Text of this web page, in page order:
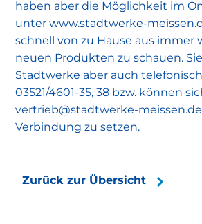
haben aber die Möglichkeit im
unter www.stadtwerke-
schnell von zu Hause aus immer
neuen Produkten zu schauen.
Stadtwerke aber auch
03521/4601-35, 38 bzw. können
vertrieb@stadtwerke-
Verbindung zu setzen.
Zurück zur Übersicht